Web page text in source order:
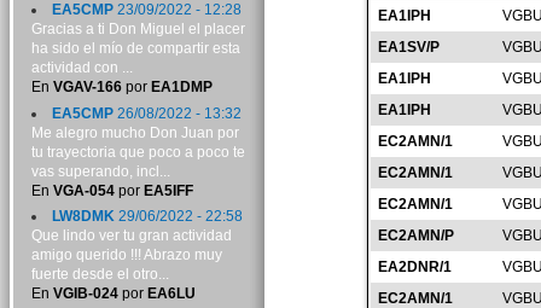
EA1IPH
EA1SV/P
EA1IPH
EA1IPH
EC2AMN/1
EC2AMN/1
EC2AMN/1
EC2AMN/P
EA2DNR/1
EC2AMN/1
EA5CMP23/09/2022 - 12:28
Gracias a ti Don Miguel el placer
ha sido el mío de compartir esta
actividad con ...
En VGAV-166por EA1DMP
EA5CMP26/08/2022 - 13:32
Me alegro mucho Don Juan por
tu trayectoria que poco a poco te
vas superando, incl...
En VGA-054por EA5IFF
LW8DMK29/06/2022 - 22:58
Que lindo ver tu gran actividad
amigo querido !!! Abrazo muy
fuerte desde el otro...
En VGIB-024por EA6LU